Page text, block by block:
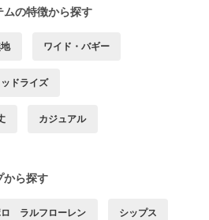
ムの特徴から探す
ワイド・バギー
ッドライズ
カジュアル
から探す
ラルフローレン シップス